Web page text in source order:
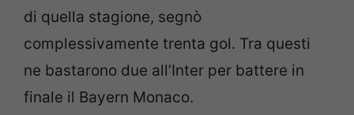
di quella stagione, segnò
complessivamente trenta gol. Tra questi
ne bastarono due all’Inter per battere in
finale il Bayern Monaco.